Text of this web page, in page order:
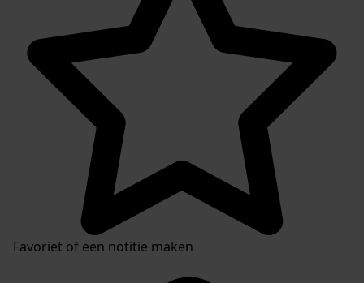
Favoriet of een notitie maken